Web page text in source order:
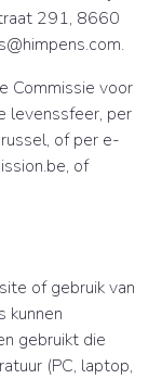
291, 8660
Commissie voor
levenssfeer, per
of per e-
of
of gebruik van
kunnen
gebruikt die
(PC, laptop,